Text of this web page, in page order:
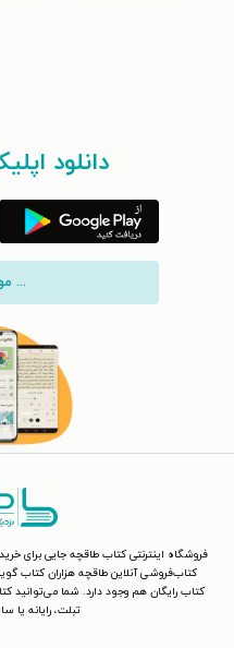
دانلود
...
فروشگاه اینترنتی کتاب طاقچه جایی برای
کتاب‌فروشی آنلاین طاقچه هزاران کتاب
کتاب رایگان هم وجود دارد. شما می‌توانید
تبلت، رایانه یا